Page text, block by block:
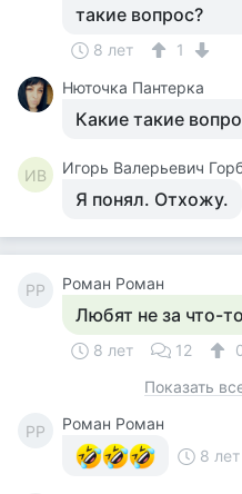
такие вопрос?
8 лет
1
Нюточка Пантерка
Какие такие
ИВ Игорь Валерьевич
Я понял. Отхожу.
РР Роман Роман
Любят не за что-
8 лет 12
Показать
РР
Роман Роман
8 лет